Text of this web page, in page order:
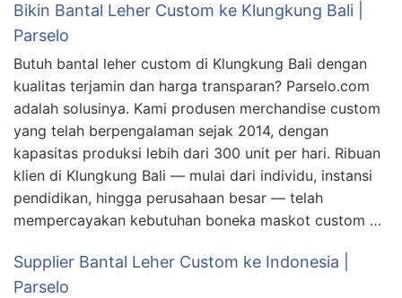
Bikin Bantal Leher Custom ke Klungkung Bali |
Parselo
Butuh bantal leher custom di Klungkung Bali dengan
kualitas terjamin dan harga transparan? Parselo.com
adalah solusinya. Kami produsen merchandise custom
yang telah berpengalaman sejak 2014, dengan
kapasitas produksi lebih dari 300 unit per hari. Ribuan
klien di Klungkung Bali — mulai dari individu, instansi
pendidikan, hingga perusahaan besar — telah
mempercayakan kebutuhan boneka maskot custom …
Supplier Bantal Leher Custom ke Indonesia |
Parselo